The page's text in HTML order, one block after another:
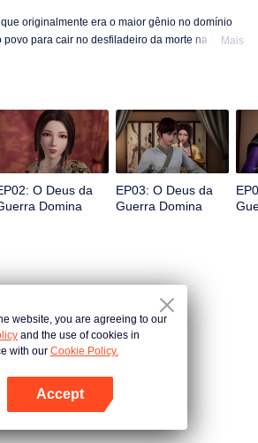
Abra o programa
originalmente era o maior gênio no domínio
para cair no desfiladeiro da morte na terraMais
O Deus da
Domina
EP03: O Deus da
Guerra Domina
website, you are agreeing to our
and the use of cookies in
with our Cookie Policy.
Accept